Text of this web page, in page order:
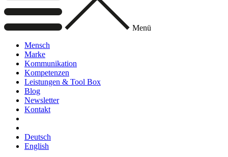
Menü
Mensch
Marke
Kommunikation
Kompetenzen
Leistungen & Tool Box
Blog
Newsletter
Kontakt
Deutsch
English